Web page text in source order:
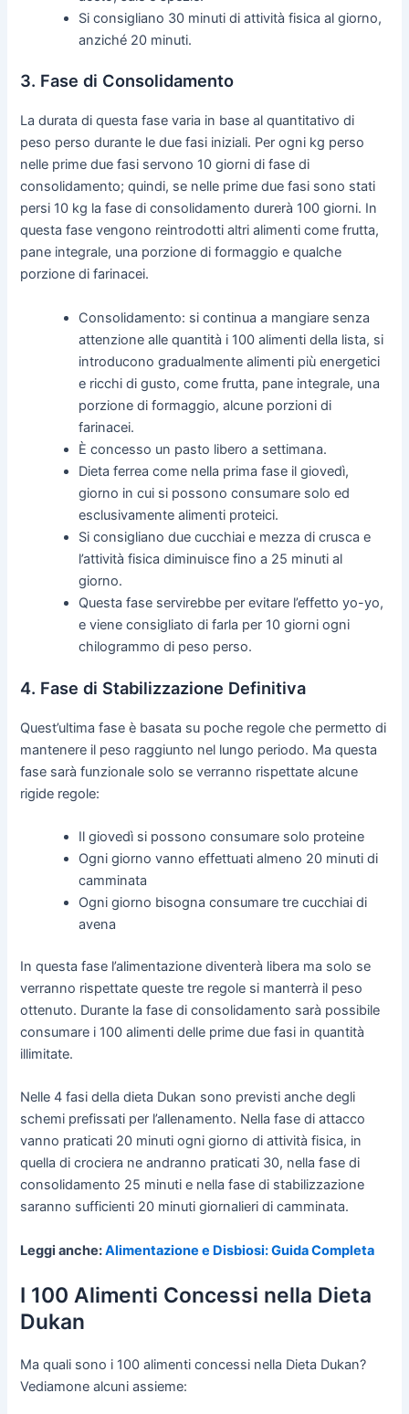
Si consigliano 30 minuti di attività fisica al giorno,
anziché 20 minuti.
3. Fase di Consolidamento
La durata di questa fase varia in base al quantitativo di
peso perso durante le due fasi iniziali. Per ogni kg perso
nelle prime due fasi servono 10 giorni di fase di
consolidamento; quindi, se nelle prime due fasi sono stati
persi 10 kg la fase di consolidamento durerà 100 giorni. In
questa fase vengono reintrodotti altri alimenti come frutta,
pane integrale, una porzione di formaggio e qualche
porzione di farinacei.
Consolidamento: si continua a mangiare senza
attenzione alle quantità i 100 alimenti della lista, si
introducono gradualmente alimenti più energetici
e ricchi di gusto, come frutta, pane integrale, una
porzione di formaggio, alcune porzioni di
farinacei.
È concesso un pasto libero a settimana.
Dieta ferrea come nella prima fase il giovedì,
giorno in cui si possono consumare solo ed
esclusivamente alimenti proteici.
Si consigliano due cucchiai e mezza di crusca e
l’attività fisica diminuisce fino a 25 minuti al
giorno.
Questa fase servirebbe per evitare l’effetto yo-yo,
e viene consigliato di farla per 10 giorni ogni
chilogrammo di peso perso.
4. Fase di Stabilizzazione Definitiva
Quest’ultima fase è basata su poche regole che permetto di
mantenere il peso raggiunto nel lungo periodo. Ma questa
fase sarà funzionale solo se verranno rispettate alcune
rigide regole:
Il giovedì si possono consumare solo proteine
Ogni giorno vanno effettuati almeno 20 minuti di
camminata
Ogni giorno bisogna consumare tre cucchiai di
avena
In questa fase l’alimentazione diventerà libera ma solo se
verranno rispettate queste tre regole si manterrà il peso
ottenuto. Durante la fase di consolidamento sarà possibile
consumare i 100 alimenti delle prime due fasi in quantità
illimitate.
Nelle 4 fasi della dieta Dukan sono previsti anche degli
schemi prefissati per l’allenamento. Nella fase di attacco
vanno praticati 20 minuti ogni giorno di attività fisica, in
quella di crociera ne andranno praticati 30, nella fase di
consolidamento 25 minuti e nella fase di stabilizzazione
saranno sufficienti 20 minuti giornalieri di camminata.
Leggi anche:Alimentazione e Disbiosi: Guida Completa
I 100 Alimenti Concessi nella Dieta
Dukan
Ma quali sono i 100 alimenti concessi nella Dieta Dukan?
Vediamone alcuni assieme: